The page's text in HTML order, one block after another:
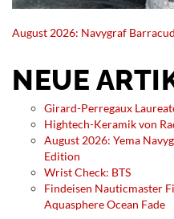
August 2026: Navygraf
NEUE
Girard-Perregaux
Hightech-Keramik von
August 2026: Yema
Edition
Wrist Check: BTS
Findeisen Nauticmaster
Aquasphere Ocean Fade